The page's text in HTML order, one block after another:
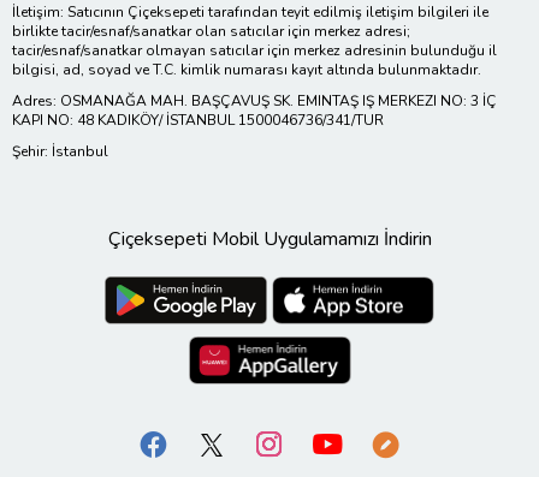
İletişim: Satıcının Çiçeksepeti tarafından teyit edilmiş iletişim bilgileri ile
birlikte tacir/esnaf/sanatkar olan satıcılar için merkez adresi;
tacir/esnaf/sanatkar olmayan satıcılar için merkez adresinin bulunduğu il
bilgisi, ad, soyad ve T.C. kimlik numarası kayıt altında bulunmaktadır.
Adres: OSMANAĞA MAH. BAŞÇAVUŞ SK. EMINTAŞ IŞ MERKEZI NO: 3 İÇ
KAPI NO: 48 KADIKÖY/ İSTANBUL 1500046736/341/TUR
Şehir: İstanbul
Çiçeksepeti Mobil Uygulamamızı İndirin